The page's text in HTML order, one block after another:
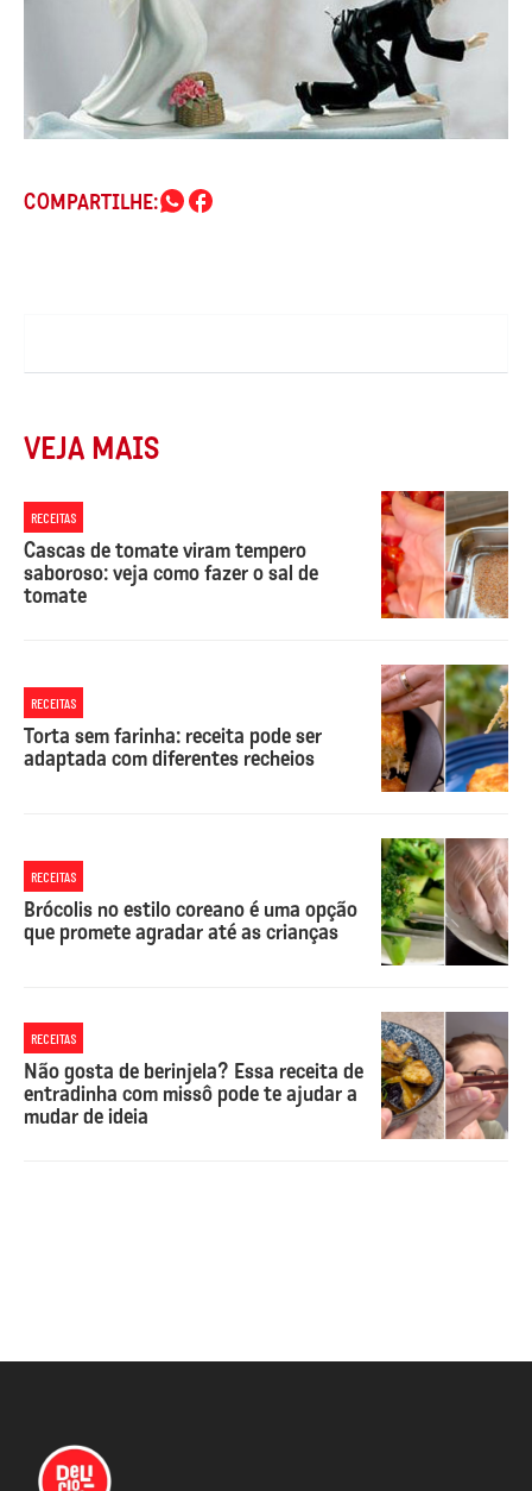
COMPARTILHE:
VEJA MAIS
RECEITAS
Cascas de tomate viram tempero
saboroso: veja como fazer o sal de
tomate
RECEITAS
Torta sem farinha: receita pode ser
adaptada com diferentes recheios
RECEITAS
Brócolis no estilo coreano é uma opção
que promete agradar até as crianças
RECEITAS
Não gosta de berinjela? Essa receita de
entradinha com missô pode te ajudar a
mudar de ideia